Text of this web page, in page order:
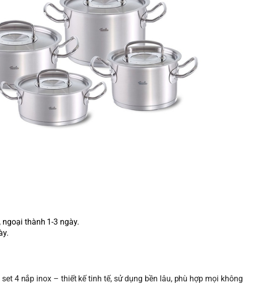
thành 1-3 ngày.
4 nắp inox – thiết kế tinh tế, sử dụng bền lâu, phù hợp mọi không